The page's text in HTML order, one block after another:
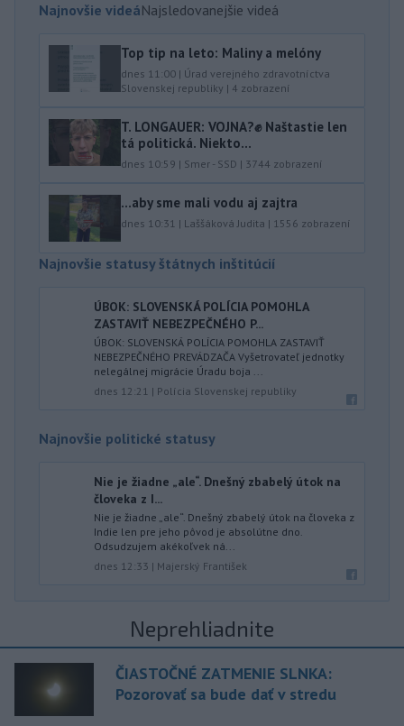
Najnovšie videáNajsledovanejšie videá
Top tip na leto: Maliny a melóny
dnes 11:00 | Úrad verejného zdravotníctva
Slovenskej republiky | 4 zobrazení
T. LONGAUER: VOJNA?✊ Naštastie len
tá politická. Niekto...
dnes 10:59 | Smer - SSD | 3744 zobrazení
...aby sme mali vodu aj zajtra
dnes 10:31 | Laššáková Judita | 1556 zobrazení
Najnovšie statusy štátnych inštitúcií
ÚBOK: SLOVENSKÁ POLÍCIA POMOHLA
ZASTAVIŤ NEBEZPEČNÉHO P...
ÚBOK: SLOVENSKÁ POLÍCIA POMOHLA ZASTAVIŤ
NEBEZPEČNÉHO PREVÁDZAČA Vyšetrovateľ jednotky
nelegálnej migrácie Úradu boja ...
dnes 12:21 | Polícia Slovenskej republiky
Najnovšie politické statusy
Nie je žiadne „ale“. Dnešný zbabelý útok na
človeka z I...
Nie je žiadne „ale“. Dnešný zbabelý útok na človeka z
Indie len pre jeho pôvod je absolútne dno.
Odsudzujem akékoľvek ná...
dnes 12:33 | Majerský František
Neprehliadnite
ČIASTOČNÉ ZATMENIE SLNKA:
Pozorovať sa bude dať v stredu